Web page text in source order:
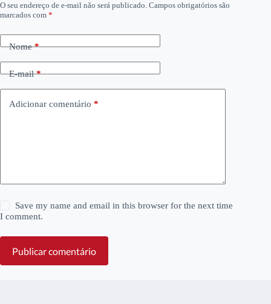
O seu endereço de e-mail não será publicado. Campos obrigatórios são
marcados com *
Nome*
E-mail*
Adicionar comentário *
Save my name and email in this browser for the next time
I comment.
Publicar comentário